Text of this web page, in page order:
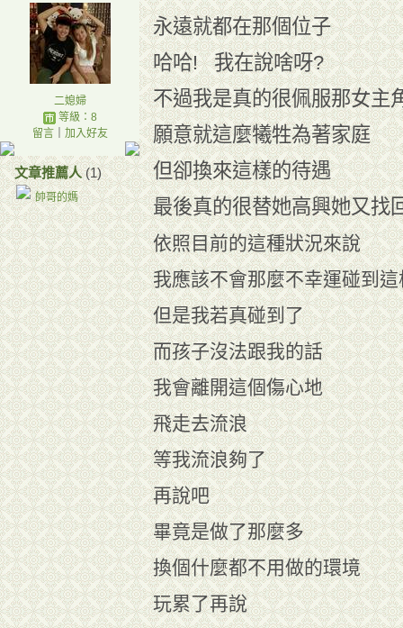
二媳婦
等級：8
留言｜ 加入好友
文章推薦人(1)
帥哥的媽
永遠就都在那個位子
哈哈! 我在說啥呀?
不過我是真的很佩服那女主
願意就這麼犧牲為著家庭
但卻換來這樣的待遇
最後真的很替她高興她又找
依照目前的這種狀況來說
我應該不會那麼不幸運碰到
但是我若真碰到了
而孩子沒法跟我的話
我會離開這個傷心地
飛走去流浪
等我流浪夠了
再說吧
畢竟是做了那麼多
換個什麼都不用做的環境
玩累了再說